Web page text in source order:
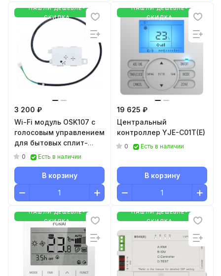
НАШЛИ ДЕШЕВЛЕ-
СКИДКА
3 200 ₽
Wi-Fi модуль OSK107 c
голосовым управлением
для бытовых сплит-
систем серий PERFETTO,
PANDORA, ARIA,
OPTIMUM, MULTI GAMMA
0 Есть в наличии
В корзину
НАШЛИ ДЕШЕВЛЕ-
СКИДКА
19 625 ₽
Центральный
контроллер YJE-C01T(E)
0 Есть в наличии
В корзину
НАШЛИ ДЕШЕВЛЕ-
СКИДКА
НАШЛИ ДЕШЕВЛЕ-
СКИДКА